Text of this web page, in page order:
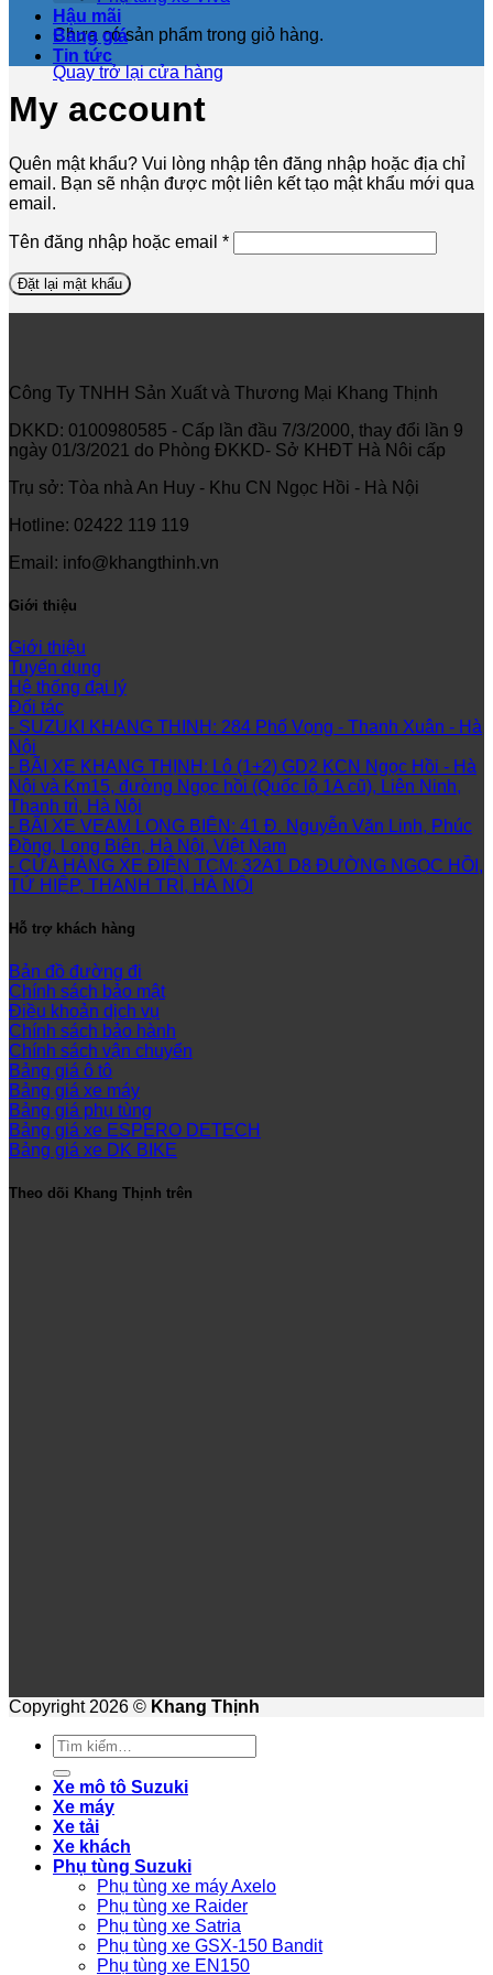
Chưa có sản phẩm trong giỏ hàng.
Quay trở lại cửa hàng
Hậu mãi
Bảng giá
Tin tức
My account
Quên mật khẩu? Vui lòng nhập tên đăng nhập hoặc địa chỉ
email. Bạn sẽ nhận được một liên kết tạo mật khẩu mới qua
email.
Tên đăng nhập hoặc email *Bắt
buộc
Đặt lại mật khẩu
Công Ty TNHH Sản Xuất và Thương Mại Khang Thịnh
DKKD: 0100980585 - Cấp lần đầu 7/3/2000, thay đổi lần 9
ngày 01/3/2021 do Phòng ĐKKD- Sở KHĐT Hà Nôi cấp
Trụ sở: Tòa nhà An Huy - Khu CN Ngọc Hồi - Hà Nội
Hotline: 02422 119 119
Email: info@khangthinh.vn
Giới thiệu
Giới thiệu
Tuyển dụng
Hệ thống đại lý
Đối tác
- SUZUKI KHANG THINH: 284 Phố Vọng - Thanh Xuân - Hà
Nội
- BÃI XE KHANG THỊNH: Lô (1+2) GD2 KCN Ngọc Hồi - Hà
Nội và Km15, đường Ngọc hồi (Quốc lộ 1A cũ), Liên Ninh,
Thanh trì, Hà Nội
- BÃI XE VEAM LONG BIÊN: 41 Đ. Nguyễn Văn Linh, Phúc
Đồng, Long Biên, Hà Nội, Việt Nam
- CỬA HÀNG XE ĐIỆN TCM: 32A1 D8 ĐƯỜNG NGỌC HỒI,
TỨ HIỆP, THANH TRÌ, HÀ NỘI
Hỗ trợ khách hàng
Bản đồ đường đi
Chính sách bảo mật
Điều khoản dịch vụ
Chính sách bảo hành
Chính sách vận chuyển
Bảng giá ô tô
Bảng giá xe máy
Bảng giá phụ tùng
Bảng giá xe ESPERO DETECH
Bảng giá xe DK BIKE
Theo dõi Khang Thịnh trên
Copyright 2026 © Khang Thịnh
Tìm
kiếm:
Xe mô tô Suzuki
Xe máy
Xe tải
Xe khách
Phụ tùng Suzuki
Phụ tùng xe máy Axelo
Phụ tùng xe Raider
Phụ tùng xe Satria
Phụ tùng xe GSX-150 Bandit
Phụ tùng xe EN150